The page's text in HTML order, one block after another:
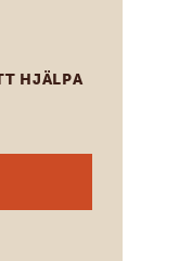
HJÄLPA